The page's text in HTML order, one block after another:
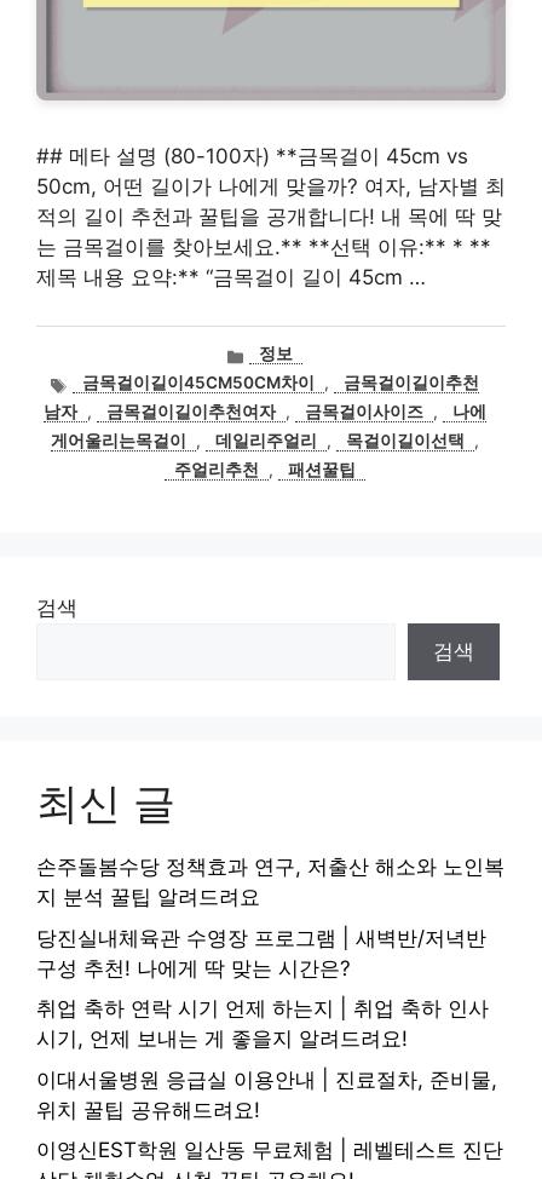
## 메타 설명 (80-100자) **금목걸이 45cm vs
50cm, 어떤 길이가 나에게 맞을까? 여자, 남자별 최
적의 길이 추천과 꿀팁을 공개합니다! 내 목에 딱 맞
는 금목걸이를 찾아보세요.** **선택 이유:** * **
제목 내용 요약:** “금목걸이 길이 45cm …
카
테
고
리
정보
태
그
금목걸이길이45CM50CM차이 ,
금목걸이길이추천
남자 , 금목걸이길이추천여자 , 금목걸이사이즈 ,
나에
게어울리는목걸이
, 데일리주얼리 , 목걸이길이선택
,
주얼리추천
, 패션꿀팁
검색
검색
최신 글
손주돌봄수당 정책효과 연구, 저출산 해소와 노인복
지 분석 꿀팁 알려드려요
당진실내체육관 수영장 프로그램 | 새벽반/저녁반
구성 추천! 나에게 딱 맞는 시간은?
취업 축하 연락 시기 언제 하는지 | 취업 축하 인사
시기, 언제 보내는 게 좋을지 알려드려요!
이대서울병원 응급실 이용안내 | 진료절차, 준비물,
위치 꿀팁 공유해드려요!
이영신EST학원 일산동 무료체험 | 레벨테스트 진단